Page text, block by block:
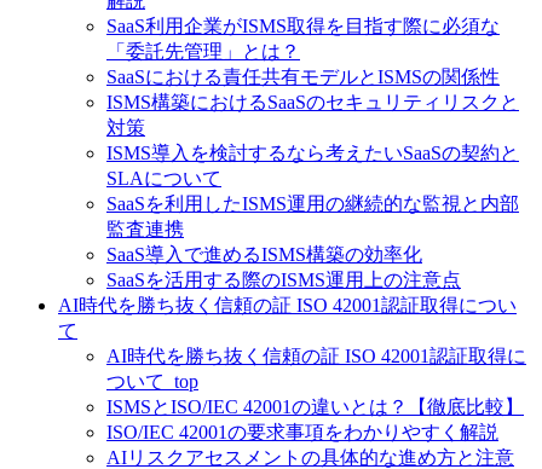
SaaS利用企業がISMS取得を目指す際に必須な
「委託先管理」とは？
SaaSにおける責任共有モデルとISMSの関係性
ISMS構築におけるSaaSのセキュリティリスクと
対策
ISMS導入を検討するなら考えたいSaaSの契約と
SLAについて
SaaSを利用したISMS運用の継続的な監視と内部
監査連携
SaaS導入で進めるISMS構築の効率化
SaaSを活用する際のISMS運用上の注意点
AI時代を勝ち抜く信頼の証 ISO 42001認証取得につい
て
AI時代を勝ち抜く信頼の証 ISO 42001認証取得に
ついて_top
ISMSとISO/IEC 42001の違いとは？【徹底比較】
ISO/IEC 42001の要求事項をわかりやすく解説
AIリスクアセスメントの具体的な進め方と注意